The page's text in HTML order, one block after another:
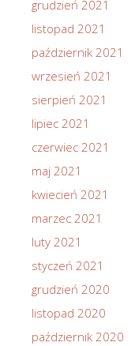
grudzień 2021
listopad 2021
październik 2021
wrzesień 2021
sierpień 2021
lipiec 2021
czerwiec 2021
maj 2021
kwiecień 2021
marzec 2021
luty 2021
styczeń 2021
grudzień 2020
listopad 2020
październik 2020